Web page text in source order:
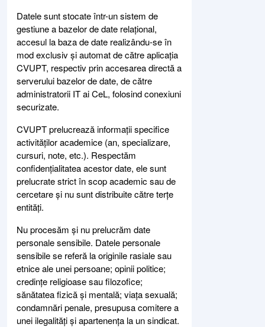
Datele sunt stocate într-un sistem de
gestiune a bazelor de date relațional,
accesul la baza de date realizându-se în
mod exclusiv și automat de către aplicația
CVUPT, respectiv prin accesarea directă a
serverului bazelor de date, de către
administratorii IT ai CeL, folosind conexiuni
securizate.
CVUPT prelucrează informații specifice
activităților academice (an, specializare,
cursuri, note, etc.). Respectăm
confidențialitatea acestor date, ele sunt
prelucrate strict în scop academic sau de
cercetare și nu sunt distribuite către terțe
entități.
Nu procesăm și nu prelucrăm date
personale sensibile. Datele personale
sensibile se referă la originile rasiale sau
etnice ale unei persoane; opinii politice;
credințe religioase sau filozofice;
sănătatea fizică și mentală; viața sexuală;
condamnări penale, presupusa comitere a
unei ilegalități și apartenența la un sindicat.